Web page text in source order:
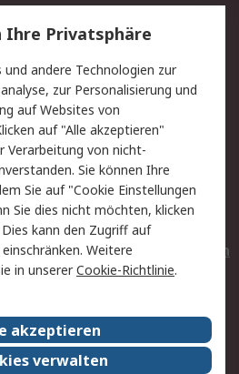
Lieferlösungen
Kontakt
Privatkunden
Datenschutz
Zahlungsbedingungen
Entsorgung
Elektrogeräte/Batterien
RS weltweit
Nachhaltigkeit
Privatsphäre
andere Technologien zur
zur Personalisierung und
auf Websites von
auf "Alle akzeptieren"
Verarbeitung von nicht-
Sie können Ihre
Sie auf "Cookie Einstellungen
Sie dies nicht möchten, klicken
kann den Zugriff auf
Weitere
in unsererCookie-Richtlinie.
akzeptieren
verwalten